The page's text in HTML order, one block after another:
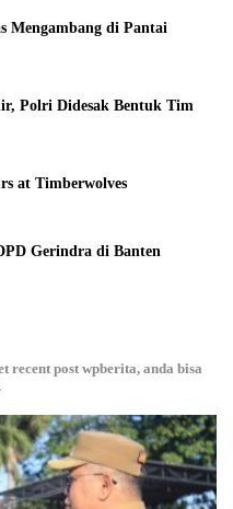
Mengambang di Pantai
Polri Didesak Bentuk Tim
at Timberwolves
Gerindra di Banten
recent post wpberita, anda bisa